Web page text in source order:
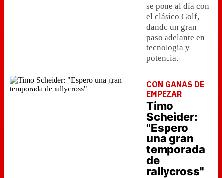
se pone al día con
el clásico Golf,
dando un gran
paso adelante en
tecnología y
potencia.
CON GANAS DE
EMPEZAR
Timo
Scheider:
"Espero
una gran
temporada
de
rallycross"